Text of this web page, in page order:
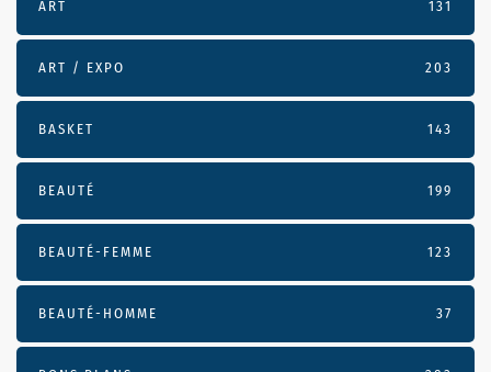
ART 131
ART / EXPO 203
BASKET 143
BEAUTÉ 199
BEAUTÉ-FEMME 123
BEAUTÉ-HOMME 37